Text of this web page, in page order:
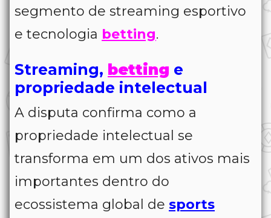
segmento de streaming esportivo
e tecnologia betting.
Streaming, betting e
propriedade intelectual
A disputa confirma como a
propriedade intelectual se
transforma em um dos ativos mais
importantes dentro do
ecossistema global de sports